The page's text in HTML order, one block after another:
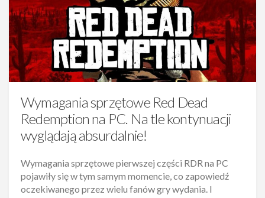
Wymagania sprzętowe Red Dead
Redemption na PC. Na tle kontynuacji
wyglądają absurdalnie!
Wymagania sprzętowe pierwszej części RDR na PC
pojawiły się w tym samym momencie, co zapowiedź
oczekiwanego przez wielu fanów gry wydania. I